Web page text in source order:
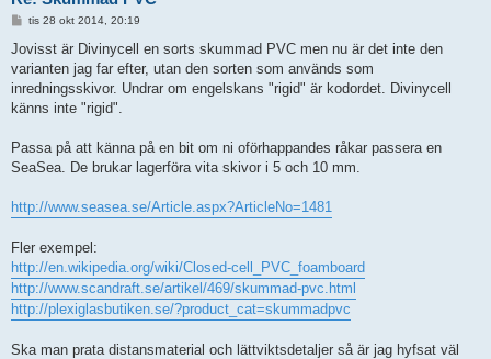
l
g
g
tis 28 okt 2014, 20:19
Jovisst är Divinycell en sorts skummad PVC men nu är det inte den
varianten jag far efter, utan den sorten som används som
inredningsskivor. Undrar om engelskans "rigid" är kodordet. Divinycell
känns inte "rigid".
Passa på att känna på en bit om ni oförhappandes råkar passera en
SeaSea. De brukar lagerföra vita skivor i 5 och 10 mm.
http://www.seasea.se/Article.aspx?ArticleNo=1481
Fler exempel:
http://en.wikipedia.org/wiki/Closed-cell_PVC_foamboard
http://www.scandraft.se/artikel/469/skummad-pvc.html
http://plexiglasbutiken.se/?product_cat=skummadpvc
Ska man prata distansmaterial och lättviktsdetaljer så är jag hyfsat väl